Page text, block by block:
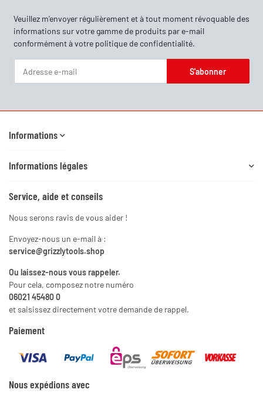
Veuillez m'envoyer régulièrement et à tout moment révoquable des
informations sur votre gamme de produits par e-mail
conformément à votre politique de confidentialité.
S'abonner
Informations
Informations légales
Service, aide et conseils
Nous serons ravis de vous aider !
Envoyez-nous un e-mail à :
service@grizzlytools.shop
Ou laissez-nous vous rappeler.
Pour cela, composez notre numéro
06021 45480 0
et saisissez directement votre demande de rappel.
Paiement
Nous expédions avec